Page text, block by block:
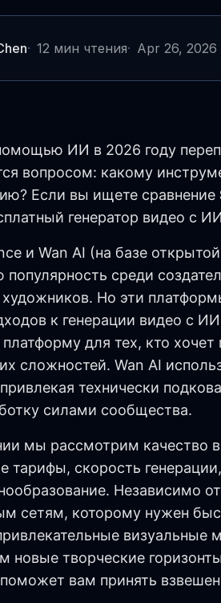
· 12 мин чтения· Apr 26, 2026
ИИ в 2026 году
вопросом: какому
Если вы ищете сравнение
генератор видео с
и Wan AI (на базе
среди
Но эти
к генерации видео с
для тех, кто
сложностей. Wan AI
технически
силами сообщества.
мы рассмотрим качество
тарифы, скорость
Независимо
сетям, которому нужен
визуальные
творческие
поможет вам принять